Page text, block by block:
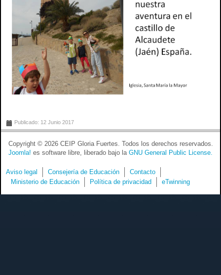
Publicado: 12 Junio 2017
Copyright © 2026 CEIP Gloria Fuertes. Todos los derechos reservados.
Joomla! es software libre, liberado bajo la GNU General Public License.
Aviso legal Consejería de Educación
Contacto
Ministerio de Educación
Política de privacidad eTwinning